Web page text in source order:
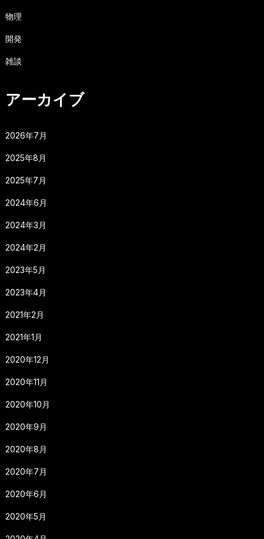
物理
開発
雑談
アーカイブ
2026年7月
2025年8月
2025年7月
2024年6月
2024年3月
2024年2月
2023年5月
2023年4月
2021年2月
2021年1月
2020年12月
2020年11月
2020年10月
2020年9月
2020年8月
2020年7月
2020年6月
2020年5月